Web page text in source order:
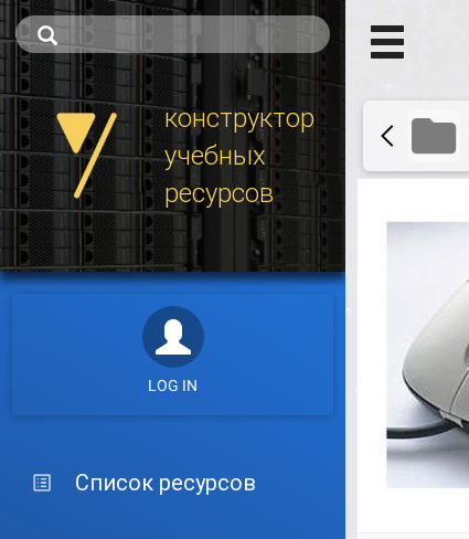
конструктор
учебных
ресурсов
LOG IN
Список ресурсов